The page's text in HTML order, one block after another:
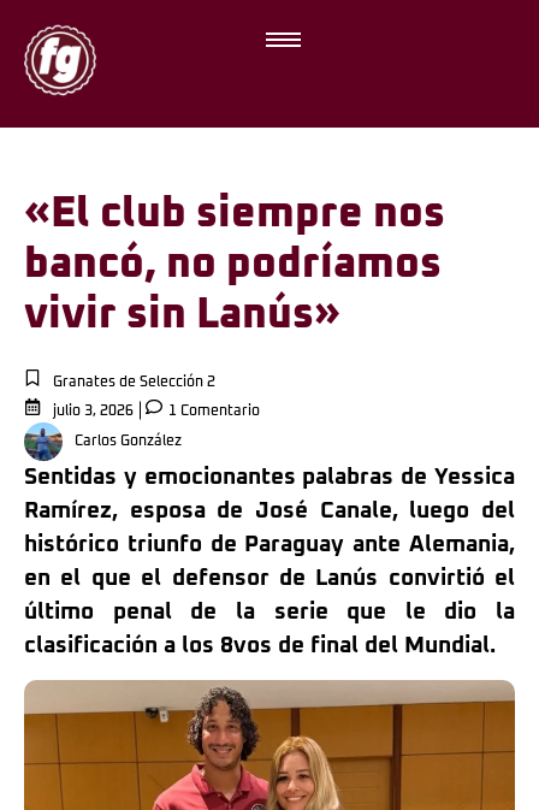
«El club siempre nos
bancó, no podríamos
vivir sin Lanús»
Granates de Selección 2
julio 3, 2026
1 Comentario
Carlos González
Sentidas y emocionantes palabras de Yessica
Ramírez, esposa de José Canale, luego del
histórico triunfo de Paraguay ante Alemania,
en el que el defensor de Lanús convirtió el
último penal de la serie que le dio la
clasificación a los 8vos de final del Mundial.